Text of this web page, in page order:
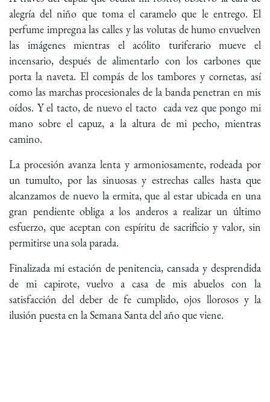
alegría del niño que toma el caramelo que le entrego. El
perfume impregna las calles y las volutas de humo envuelven
las imágenes mientras el acólito turiferario mueve el
incensario, después de alimentarlo con los carbones que
porta la naveta. El compás de los tambores y cornetas, así
como las marchas procesionales de la banda penetran en mis
oídos. Y el tacto, de nuevo el tacto cada vez que pongo mi
mano sobre el capuz, a la altura de mi pecho, mientras
camino.
La procesión avanza lenta y armoniosamente, rodeada por
un tumulto, por las sinuosas y estrechas calles hasta que
alcanzamos de nuevo la ermita, que al estar ubicada en una
gran pendiente obliga a los anderos a realizar un último
esfuerzo, que aceptan con espíritu de sacrificio y valor, sin
permitirse una sola parada.
Finalizada mi estación de penitencia, cansada y desprendida
de mi capirote, vuelvo a casa de mis abuelos con la
satisfacción del deber de fe cumplido, ojos llorosos y la
ilusión puesta en la Semana Santa del año que viene.